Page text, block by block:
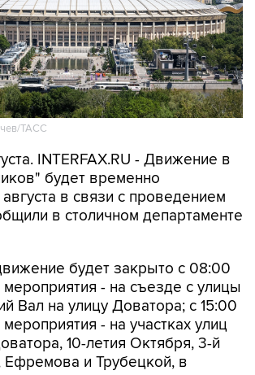
ТАСС
INTERFAX.RU - Движение в
будет временно
в связи с проведением
в столичном департаменте
будет закрыто с 08:00
- на съезде с улицы
Вал на улицу Доватора; с 15:00
- на участках улиц
10-летия Октября, 3-й
Ефремова и Трубецкой, в